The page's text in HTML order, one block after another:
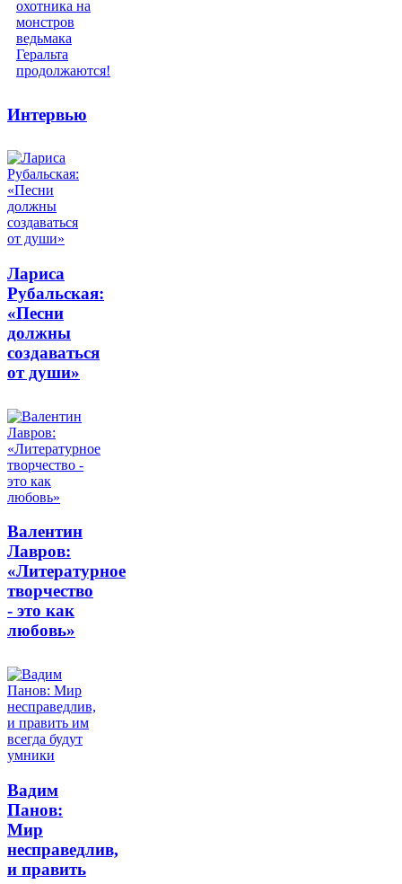
Интервью
Лариса
Рубальская:
«Песни
должны
создаваться
от души»
Валентин
Лавров:
«Литературное
творчество
- это как
любовь»
Вадим
Панов:
Мир
несправедлив,
и править